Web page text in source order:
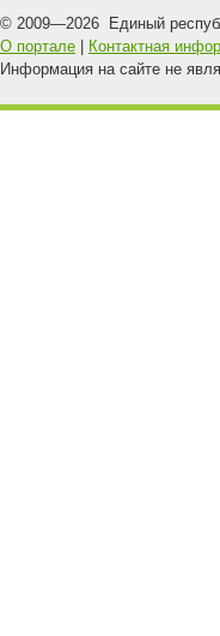
© 2009—2026 Единый
О портале
Контактная
Информация на сайте не